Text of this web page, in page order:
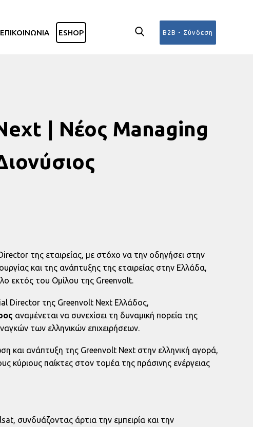
ΕΠΙΚΟΙΝΩΝΙΑ ESHOP B2B - Σύνδεση
| Νέος Managing
της εταιρείας, με στόχο να την οδηγήσει στην
και της ανάπτυξης της εταιρείας στην Ελλάδα,
εκτός του Ομίλου της Greenvolt.
Director της Greenvolt Next Ελλάδος,
αναμένεται να συνεχίσει τη δυναμική πορεία της
των ελληνικών επιχειρήσεων.
και ανάπτυξη της Greenvolt Next στην ελληνική αγορά,
κύριους παίκτες στον τομέα της πράσινης ενέργειας
συνδυάζοντας άρτια την εμπειρία και την